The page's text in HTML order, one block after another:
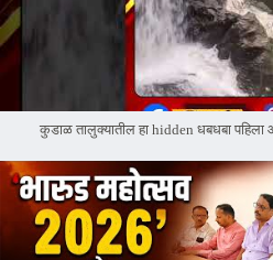
कुडाळ तालुक्यातील हा hidden धबधबा